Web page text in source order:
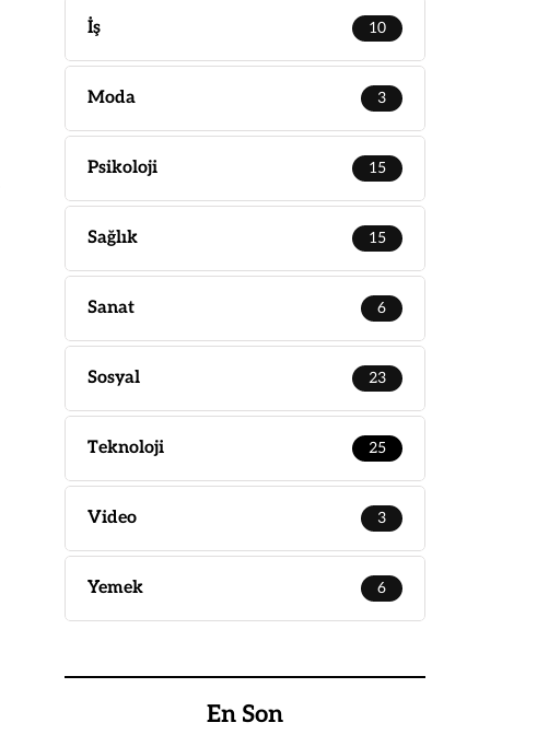
İş 10
Moda 3
Psikoloji 15
Sağlık 15
Sanat 6
Sosyal 23
Teknoloji 25
Video 3
Yemek 6
En Son